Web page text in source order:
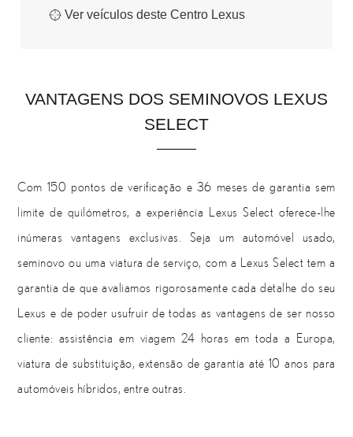
Ver veículos deste Centro Lexus
VANTAGENS DOS SEMINOVOS LEXUS
SELECT
Com 150 pontos de verificação e 36 meses de garantia sem
limite de quilómetros, a experiência Lexus Select oferece-lhe
inúmeras vantagens exclusivas. Seja um automóvel usado,
seminovo ou uma viatura de serviço, com a Lexus Select tem a
garantia de que avaliamos rigorosamente cada detalhe do seu
Lexus e de poder usufruir de todas as vantagens de ser nosso
cliente: assistência em viagem 24 horas em toda a Europa,
viatura de substituição, extensão de garantia até 10 anos para
automóveis híbridos, entre outras.